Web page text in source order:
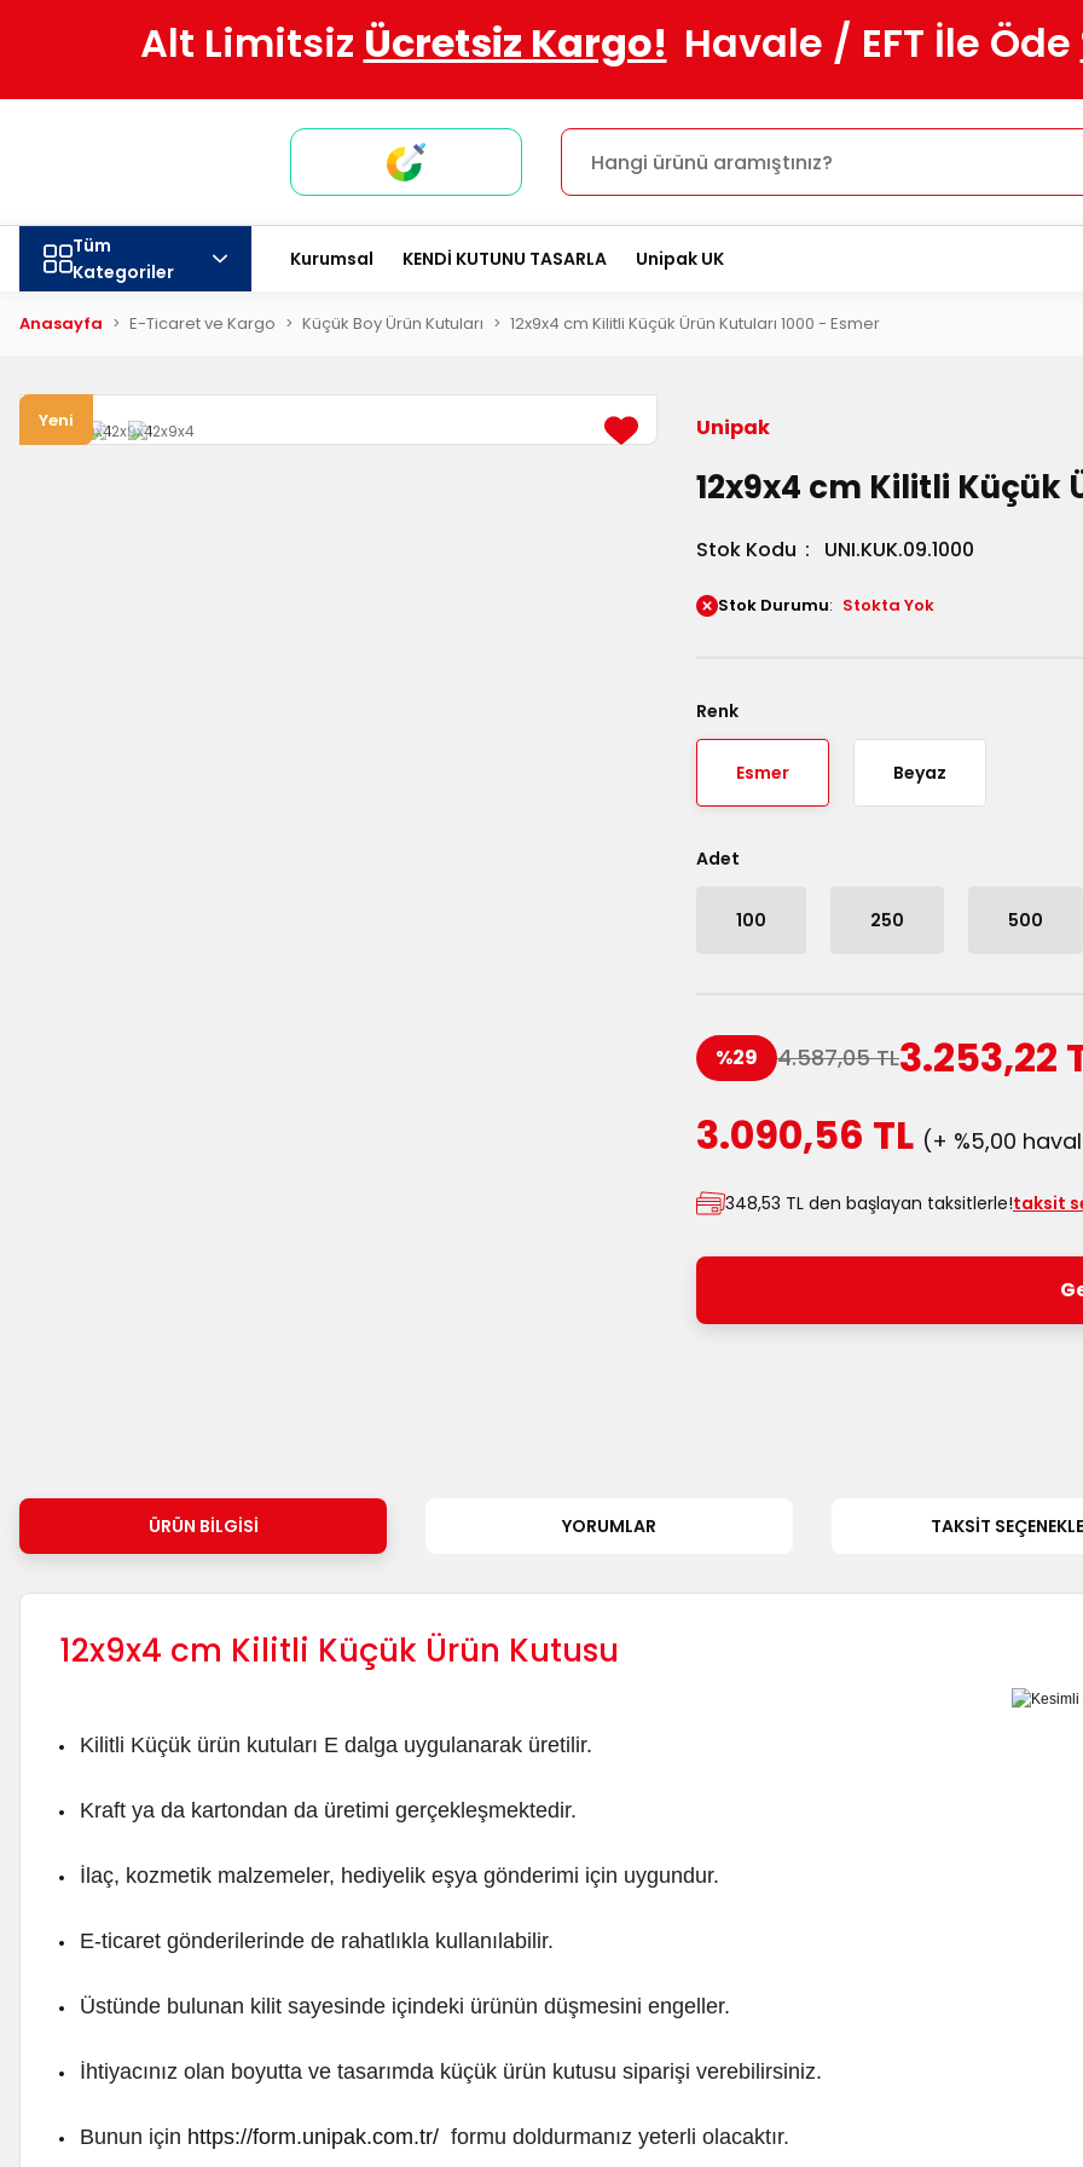
Alt Limitsiz Ücretsiz Kargo! Havale / EFT İle Öde
Tüm
Kategoriler
Kurumsal KENDİ KUTUNU TASARLA Unipak UK
Anasayfa E-Ticaret ve Kargo Küçük Boy Ürün Kutuları 12x9x4 cm Kilitli Küçük Ürün Kutuları 1000 - Esmer
Yeni Unipak
12x9x4 cm Kilitli Küçük
Stok Kodu UNI.KUK.09.1000
Stok Durumu Stokta Yok
Renk
Esmer Beyaz
Adet
100 250 500
%29 4.587,05 TL3.253,22
3.090,56 TL (+ %5,00
348,53 TL den başlayan taksitlerle!taksit
ÜRÜN BILGISI YORUMLAR TAKSIT
12x9x4 cm Kilitli Küçük Ürün Kutusu
Kilitli Küçük ürün kutuları E dalga uygulanarak üretilir.
Kraft ya da kartondan da üretimi gerçekleşmektedir.
İlaç, kozmetik malzemeler, hediyelik eşya gönderimi için uygundur.
E-ticaret gönderilerinde de rahatlıkla kullanılabilir.
Üstünde bulunan kilit sayesinde içindeki ürünün düşmesini engeller.
İhtiyacınız olan boyutta ve tasarımda küçük ürün kutusu siparişi verebilirsiniz.
Bunun için https://form.unipak.com.tr/ formu doldurmanız yeterli olacaktır.